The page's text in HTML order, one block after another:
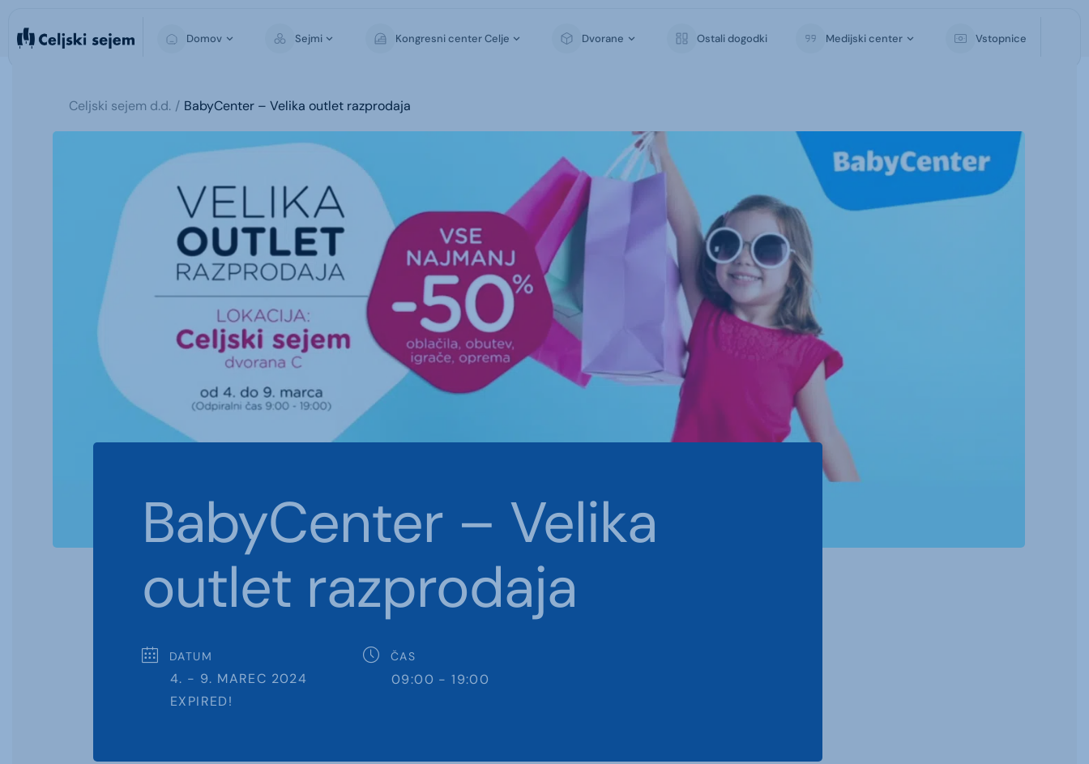
Domov Sejmi Kongresni center Celje Dvorane Ostali dogodki Medijski center Vstopnice
Celjski sejem d.d. BabyCenter – Velika outlet razprodaja
BabyCenter – Velika
outlet razprodaja
DATUM
4. - 9. MAREC 2024
EXPIRED!
ČAS
09:00 - 19:00